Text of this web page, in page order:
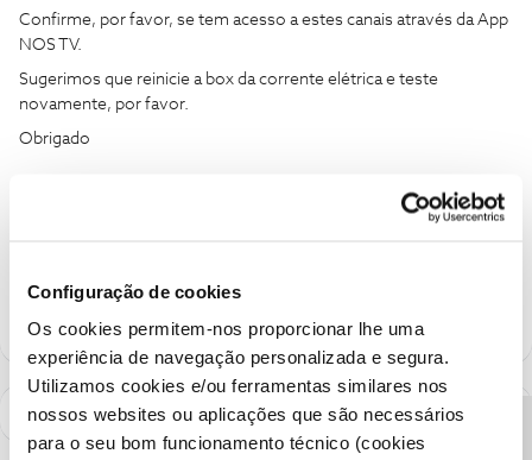
Configuração de cookies
Os cookies permitem-nos proporcionar lhe uma
experiência de navegação personalizada e segura.
Utilizamos cookies e/ou ferramentas similares nos
nossos websites ou aplicações que são necessários
para o seu bom funcionamento técnico (cookies
Confirme, por favor, se tem acesso a estes canais através da App
NOS TV.
Sugerimos que reinicie a box da corrente elétrica e teste
novamente, por favor.
Obrigado
Ajude a comunidade a encontrar informação relevante. Marque
sempre a par das ultimas novidades.